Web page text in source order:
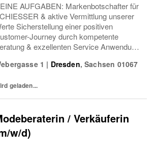
AUFGABEN: Markenbotschafter für
& aktive Vermittlung unserer
Sicherstellung einer positiven
Journey durch kompetente
& exzellenten Service Anwendung
des Einkaufserlebnisses
1 | Dresden,Sachsen 01067
geladen...
/ Verkäuferin
w/d)